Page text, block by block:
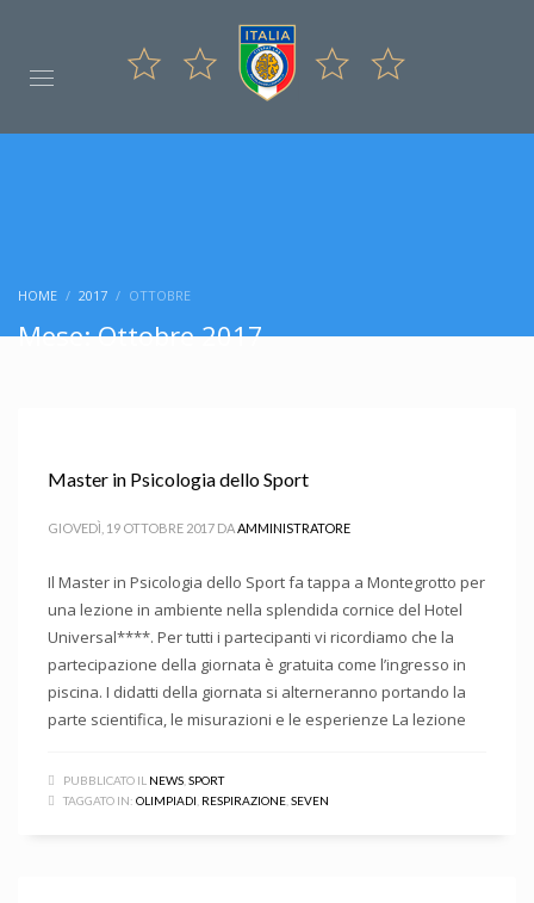
HOME 2017 OTTOBRE
Mese: Ottobre 2017
Master in Psicologia dello Sport
GIOVEDÌ, 19 OTTOBRE 2017 DAAMMINISTRATORE
Il Master in Psicologia dello Sport fa tappa a Montegrotto per
una lezione in ambiente nella splendida cornice del Hotel
Universal****. Per tutti i partecipanti vi ricordiamo che la
partecipazione della giornata è gratuita come l’ingresso in
piscina. I didatti della giornata si alterneranno portando la
parte scientifica, le misurazioni e le esperienze La lezione
PUBBLICATO IL NEWS SPORT
TAGGATO IN: OLIMPIADI RESPIRAZIONE SEVEN